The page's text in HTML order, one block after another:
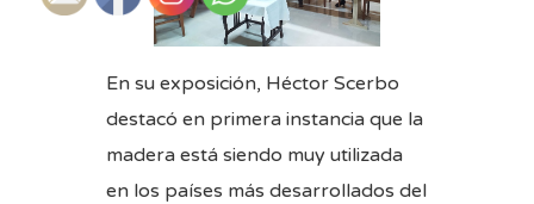
En su exposición, Héctor Scerbo
destacó en primera instancia que la
madera está siendo muy utilizada
en los países más desarrollados del